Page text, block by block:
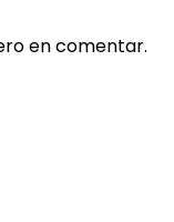
en comentar.